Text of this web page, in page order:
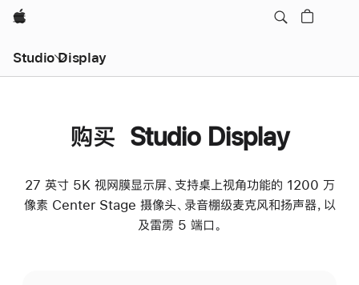
Apple
Studio Display
购买 Studio Display
27 英寸 5K 视网膜显示屏、支持桌上视角功能的 1200 万
像素 Center Stage 摄像头、录音棚级麦克风和扬声器，以
及雷雳 5 端口。